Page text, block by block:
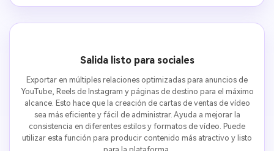
Salida listo para sociales
Exportar en múltiples relaciones optimizadas para anuncios de
YouTube, Reels de Instagram y páginas de destino para el máximo
alcance. Esto hace que la creación de cartas de ventas de vídeo
sea más eficiente y fácil de administrar. Ayuda a mejorar la
consistencia en diferentes estilos y formatos de vídeo. Puede
utilizar esta función para producir contenido más atractivo y listo